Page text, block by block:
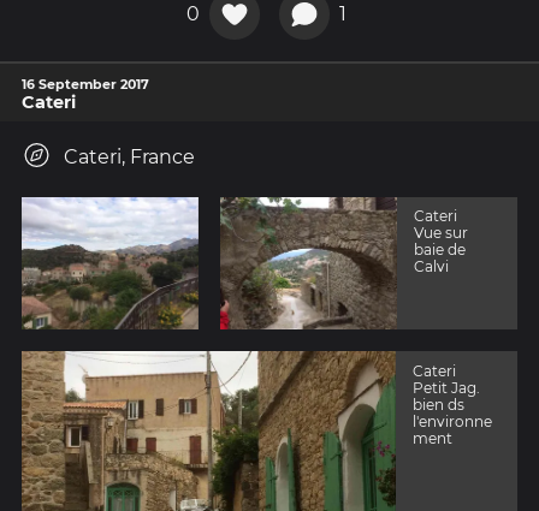
0 1
16 September 2017
Cateri
Cateri, France
Cateri
Vue sur
baie de
Calvi
Cateri
Petit Jag.
bien ds
l'environne
ment